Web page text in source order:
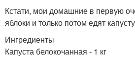
Кстати, мои домашние в первую
яблоки и только потом едят
Ингредиенты
Капуста белокочанная - 1 кг